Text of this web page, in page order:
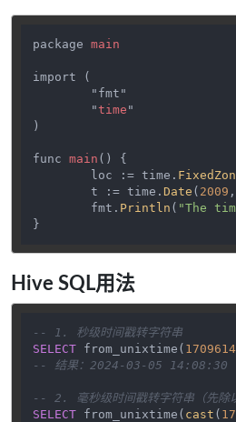
package main
import (
	"
time "
)
func main () {
	loc := time.
	t := time.
Date ( 2009
	fmt.
Println ( "The
}
Hive SQL用法
-- 1. 秒级时间戳转字符串
SELECT from_unixtime(
-- 结果：2024-03-05 14:08:30
-- 2. 毫秒级时间戳转字符串（先除
SELECT from_unixtime( cast (